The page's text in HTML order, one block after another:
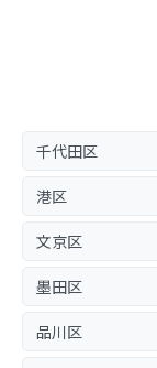
千代田区
港区
文京区
墨田区
品川区